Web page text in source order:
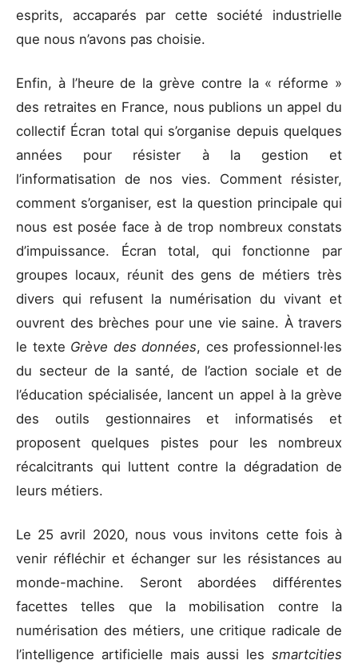
esprits, accaparés par cette société industrielle
que nous n’avons pas choisie.
Enfin, à l’heure de la grève contre la « réforme »
des retraites en France, nous publions un appel du
collectif Écran total qui s’organise depuis quelques
années pour résister à la gestion et
l’informatisation de nos vies. Comment résister,
comment s’organiser, est la question principale qui
nous est posée face à de trop nombreux constats
d’impuissance. Écran total, qui fonctionne par
groupes locaux, réunit des gens de métiers très
divers qui refusent la numérisation du vivant et
ouvrent des brèches pour une vie saine. À travers
le texte Grève des données, ces professionnel·les
du secteur de la santé, de l’action sociale et de
l’éducation spécialisée, lancent un appel à la grève
des outils gestionnaires et informatisés et
proposent quelques pistes pour les nombreux
récalcitrants qui luttent contre la dégradation de
leurs métiers.
Le 25 avril 2020, nous vous invitons cette fois à
venir réfléchir et échanger sur les résistances au
monde-machine. Seront abordées différentes
facettes telles que la mobilisation contre la
numérisation des métiers, une critique radicale de
l’intelligence artificielle mais aussi les smartcities